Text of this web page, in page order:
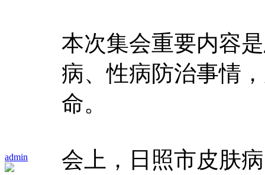
admin
本次集会重要内容
病、性病防治事情
命。
会上，日照市皮肤